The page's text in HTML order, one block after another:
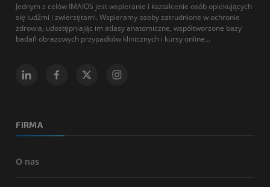
Jednym z celów IMAIOS jest wspieranie i kształcenie osób opiekujących
się ludźmi i zwierzętami. Wspieramy osoby zatrudnione w ochronie
zdrowia, udostępniając im atlasy anatomiczne, współtworzone bazy
badań obrazowych przypadków klinicznych i kursy online...
FIRMA
O nas